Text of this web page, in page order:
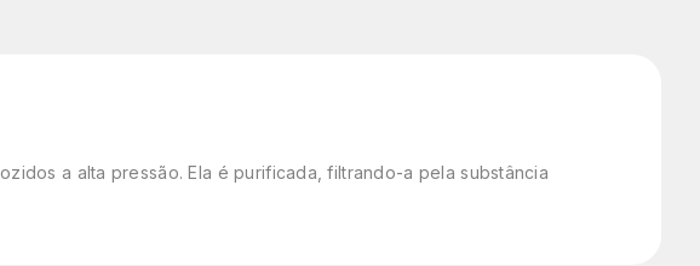
a alta pressão. Ela é purificada, filtrando-a pela substância